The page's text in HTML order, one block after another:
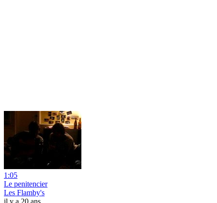
1:05
Le penitencier
Les Flamby's